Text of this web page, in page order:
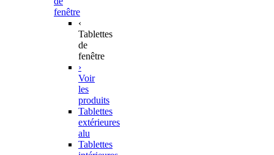
fenêtre
‹
Tablettes
de
fenêtre
›
Voir
les
produits
Tablettes
extérieures
alu
Tablettes